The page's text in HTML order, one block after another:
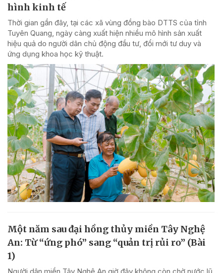
hình kinh tế
Thời gian gần đây, tại các xã vùng đồng bào DTTS của tỉnh
Tuyên Quang, ngày càng xuất hiện nhiều mô hình sản xuất
hiệu quả do người dân chủ động đầu tư, đổi mới tư duy và
ứng dụng khoa học kỹ thuật.
Một năm sau đại hồng thủy miền Tây Nghệ
An: Từ “ứng phó” sang “quản trị rủi ro” (Bài
1)